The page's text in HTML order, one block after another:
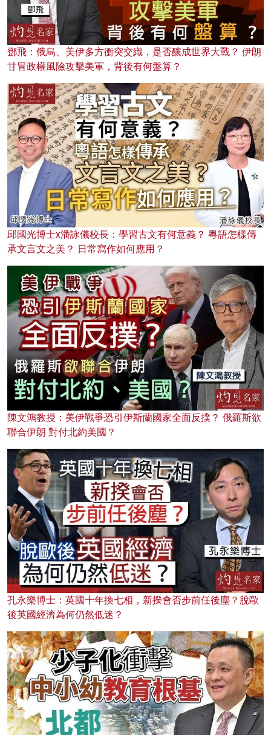
鄧飛：俄烏、美伊多方衝突交織，是否釀成世界大戰？ 伊朗
甘冒政權風險攻擊美軍，背後有何盤算？
邱國光博士x潘詠儀校長：學習古文有何意義？ 粵語怎樣傳
承文言文之美？ 日常寫作如何應用？
陳文鴻教授：美伊戰爭恐引伊斯蘭國家全面反撲？ 俄羅斯欲
聯合伊朗 對付北約美國？
孔永樂博士：英國十年換七相，新揆會否步前任後塵？脫歐
後英國經濟為何仍然低迷？